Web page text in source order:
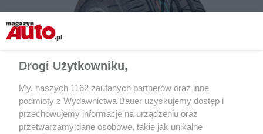
Drogi Użytkowniku,
My, naszych 1162 zaufanych partnerów oraz inne
podmioty z Wydawnictwa Bauer uzyskujemy dostęp i
przechowujemy informacje na urządzeniu oraz
przetwarzamy dane osobowe, takie jak unikalne